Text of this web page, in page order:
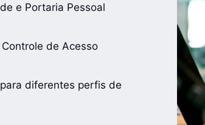
e Portaria Pessoal
de Acesso
diferentes perfis de